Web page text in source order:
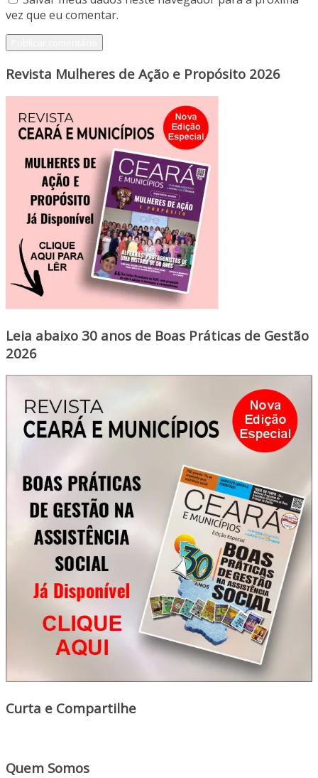
vez que eu comentar.
Revista Mulheres de Ação e Propósito 2026
Leia abaixo 30 anos de Boas Práticas de Gestão
2026
Curta e Compartilhe
Quem Somos